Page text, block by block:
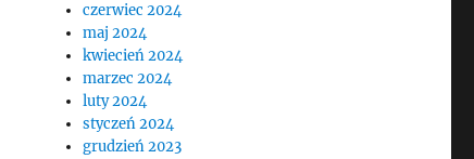
czerwiec 2024
maj 2024
kwiecień 2024
marzec 2024
luty 2024
styczeń 2024
grudzień 2023